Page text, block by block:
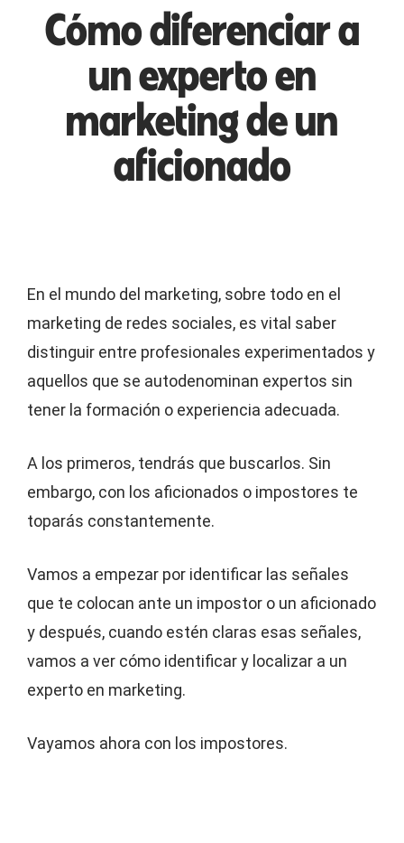
Cómo diferenciar a
un experto en
marketing de un
aficionado
En el mundo del marketing, sobre todo en el
marketing de redes sociales, es vital saber
distinguir entre profesionales experimentados y
aquellos que se autodenominan expertos sin
tener la formación o experiencia adecuada.
A los primeros, tendrás que buscarlos. Sin
embargo, con los aficionados o impostores te
toparás constantemente.
Vamos a empezar por identificar las señales
que te colocan ante un impostor o un aficionado
y después, cuando estén claras esas señales,
vamos a ver cómo identificar y localizar a un
experto en marketing.
Vayamos ahora con los impostores.